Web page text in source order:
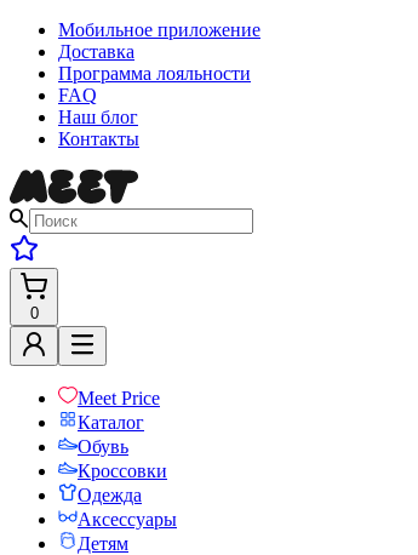
Мобильное приложение
Доставка
Программа лояльности
FAQ
Наш блог
Контакты
0
Meet Price
Каталог
Обувь
Кроссовки
Одежда
Аксессуары
Детям